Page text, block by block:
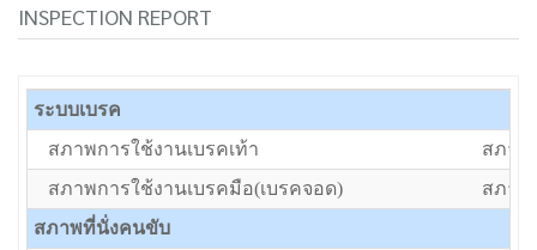
INSPECTION REPORT
ระบบเบรค
สภาพการใช้งานเบรคเท้า
สภาพ
สภาพการใช้งานเบรคมือ(เบรคจอด)
สภาพ
สภาพที่นั่งคนขับ